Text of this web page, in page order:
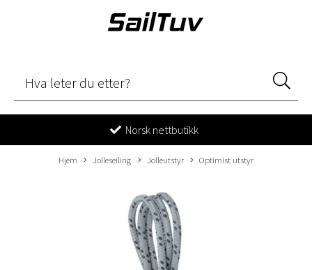
Norsk nettbutikk
Hjem Jolleseiling Jolleutstyr Optimist utstyr